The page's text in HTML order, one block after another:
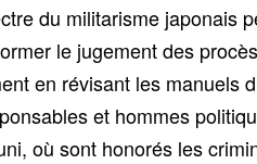
du militarisme japonais
le jugement des
en révisant les manuels
et hommes
où sont honorés les